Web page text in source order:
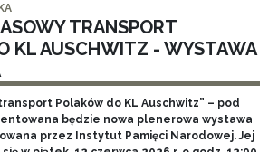
TRANSPORT
KL AUSCHWITZ - WYSTAWA
Polaków do KL Auschwitz” – pod
będzie nowa plenerowa wystawa
przez Instytut Pamięci Narodowej. Jej